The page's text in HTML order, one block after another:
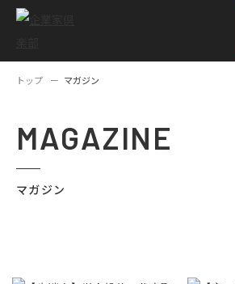
トップ マガジン
MAGAZINE
マガジン